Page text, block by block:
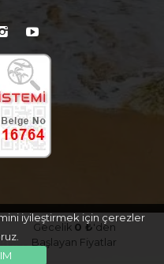
iyileştirmek için çerezler
Gecelik 0 ₺'den
Başlayan Fiyatlar